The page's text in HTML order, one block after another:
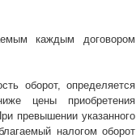
каждым договором
оборот, определяется
цены приобретения
превышении указанного
налогом оборот